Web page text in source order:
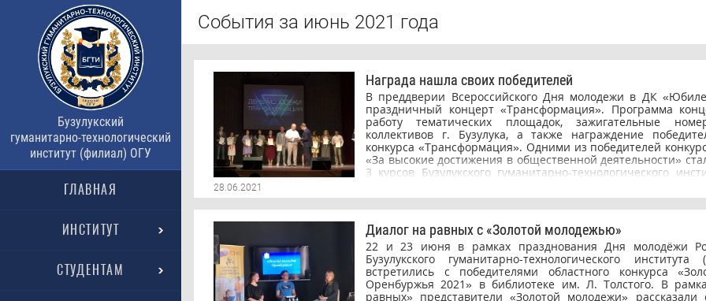
Бузулукский
гуманитарно-технологический
институт (филиал) ОГУ
ГЛАВНАЯ
ИНСТИТУТ
СТУДЕНТАМ
События за июнь 2021 года
Награда нашла своих победителей
В преддверии Всероссийского Дня молодежи в ДК
праздничный концерт «Трансформация». Программа
работу тематических площадок, зажигательные
коллективов г. Бузулука, а также награждение
конкурса «Трансформация». Одними из победителей
«За высокие достижения в общественной деятельности»
3 курсов Бузулукского гуманитарно-технологического
Владимир и Коробейникова Виктория. Заместитель главы
города по социальной политике Севрюков Николай
ребят благодарностями за активную общественную
молодежной политики на территории города Бузулука,
награда в очередной раз доказывает значимость
студенческого самоуправления не только в рамках
муниципальном уровне». Желаем студентам дальнейшей
творческой работы, успехов в учебной и внеучебной
28.06.2021
Диалог на равных с «Золотой молодежью»
22 и 23 июня в рамках празднования Дня молодёжи
Бузулукского гуманитарно-технологического
встретились с победителями областного конкурса
Оренбуржья 2021» в библиотеке им. Л. Толстого. В
равных» представители «Золотой молодежи»